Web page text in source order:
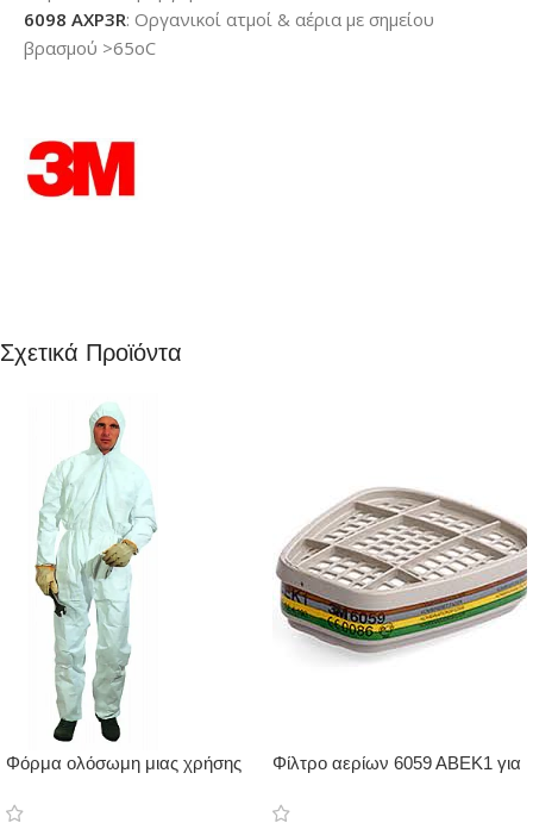
6098 AXP3R: Οργανικοί ατμοί & αέρια με σημείου
βρασμού >65οC
Σχετικά Προϊόντα
Φόρμα ολόσωμη μιας χρήσης
Φίλτρο αερίων 6059 ΑΒΕΚ1 για